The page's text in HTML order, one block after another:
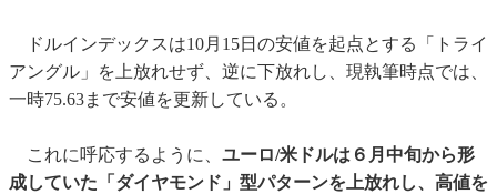
ドルインデックスは10月15日の安値を起点とする「トライ
アングル」を上放れせず、逆に下放れし、現執筆時点では、
一時75.63まで安値を更新している。
これに呼応するように、 ユーロ/米ドルは６月中旬から形
成していた「ダイヤモンド」型パターンを上放れし、高値を